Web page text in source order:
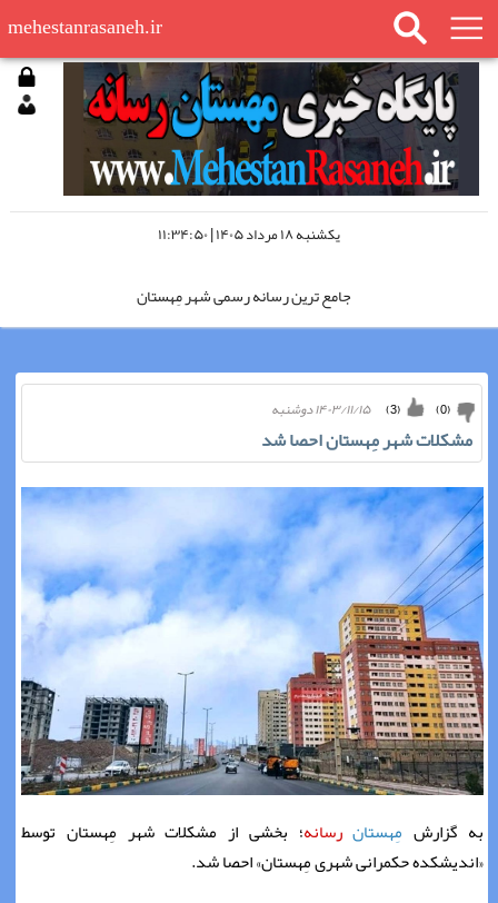
mehestanrasaneh.ir
يكشنبه ۱۸ مرداد ۱۴۰۵ | ۱۱:۳۴:۵۰
جامع ترین رسانه رسمی شهر مِهستان
مِهستان رسانه؛ «چشم سوم شهر»۱۴۰۳/۱۱/۱۵ دوشنبه (
3
) (
0
)
مشکلات شهر مِهستان احصا شد
به گزارش مِهستان رسانه؛ بخشی از مشکلات شهر مِهستان توسط
«اندیشکده حکمرانی شهری مِهستان» احصا شد.